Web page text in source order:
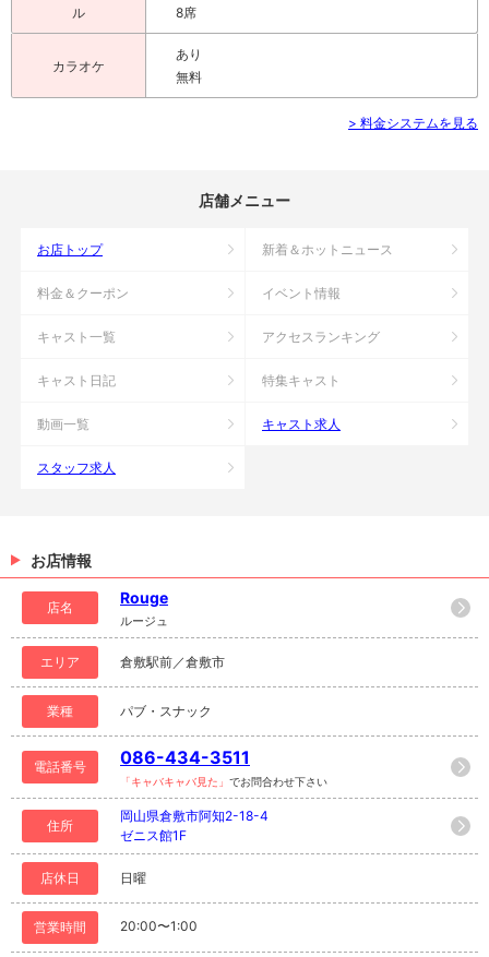
ル
8席
カラオケ
あり
無料
> 料金システムを見る
店舗メニュー
お店トップ 新着＆ホットニュース
料金＆クーポン イベント情報
キャスト一覧 アクセスランキング
キャスト日記 特集キャスト
動画一覧 キャスト求人
スタッフ求人
お店情報
店名
Rouge
ルージュ
エリア 倉敷駅前／倉敷市
業種 パブ・スナック
電話番号 086-434-3511
「キャバキャバ見た」 でお問合わせ下さい
住所
岡山県倉敷市阿知2-18-4
ゼニス館1F
店休日 日曜
営業時間 20:00〜1:00